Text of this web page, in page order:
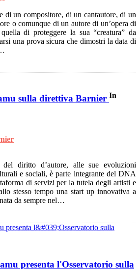
di un compositore, di un cantautore, di un
o comunque di un autore di un’opera di
di proteggere la sua “creatura” da
una prova sicura che dimostri la data di
sulla direttiva Barnier In
del diritto d’autore, alle sue evoluzioni
e sociali, è parte integrante del DNA
di servizi per la tutela degli artisti e
stesso tempo una start up innovativa a
da sempre nel…
presenta l'Osservatorio sulla